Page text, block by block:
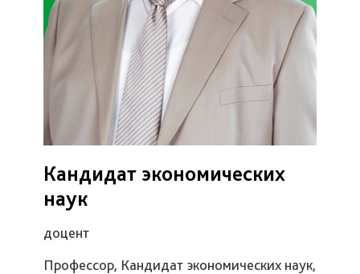
Кандидат экономических
наук
доцент
Профессор, Кандидат экономических наук,